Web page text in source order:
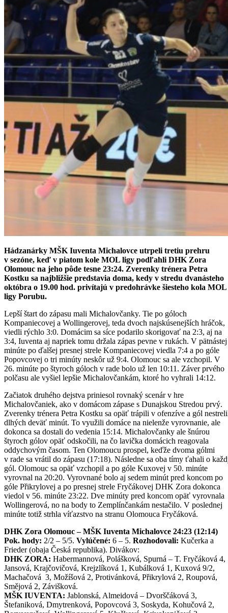
Hádzanárky MŠK Iuventa Michalovce utrpeli tretiu prehru
v sezóne, keď v piatom kole MOL ligy podľahli DHK Zora
Olomouc na jeho pôde tesne 23:24. Zverenky trénera Petra
Kostku sa najbližšie predstavia doma, kedy v stredu dvanásteho
októbra o 19.00 hod. privítajú v predohrávke šiesteho kola MOL
ligy Porubu.
Lepší štart do zápasu mali Michalovčanky. Tie po góloch
Kompaniecovej a Wollingerovej, teda dvoch najskúsenejších hráčok,
viedli rýchlo 3:0. Domácim sa síce podarilo skorigovať na 2:3, aj na
3:4, Iuventa aj napriek tomu držala zápas pevne v rukách. V pätnástej
minúte po ďalšej presnej strele Kompaniecovej viedla 7:4 a po góle
Popovcovej o tri minúty neskôr už 9:4. Olomouc sa ale vzchopil. V
26. minúte po štyroch góloch v rade bolo už len 10:11. Záver prvého
polčasu ale vyšiel lepšie Michalovčankám, ktoré ho vyhrali 14:12.
Začiatok druhého dejstva priniesol rovnaký scenár v hre
Michalovčaniek, ako v domácom zápase s Dunajskou Stredou prvý.
Zverenky trénera Petra Kostku sa opäť trápili v ofenzíve a gól
dlhých deväť minút. To využili domáce na nielenže vyrovnanie, ale
dokonca sa dostali do vedenia 15:14. Michalovčanky ale šnúrou
štyroch gólov opäť odskočili, na čo lavička domácich reagovala
oddychovým časom. Ten Olomoucu prospel, keďže dvoma gólmi
v rade sa vrátil do zápasu (17:18). Následne sa oba tímy ťahali o
gól. Olomouc sa opäť vzchopil a po góle Kuxovej v 50. minúte
vyrovnal na 20:20. Vyrovnané bolo aj sedem minút pred koncom po
góle Přikrylovej a po presnej strele Fryčákovej DHK Zora dokonca
viedol v 56. minúte 23:22. Dve minúty pred koncom opäť vyrovnala
Wollingerová, no na body to Zemplínčankám nestačilo. V poslednej
minúte totiž strhla víťazstvo na stranu Olomouca Fryčáková.
DHK Zora Olomouc – MŠK Iuventa Michalovce 24:23 (12:14)
Pok. hody: 2/2 – 5/5. Vylúčené: 6 – 5. Rozhodovali: Kučerka a
Frieder (obaja Česká republika). Divákov:
DHK ZORA: Habermannová, Polášková, Spurná – T. Fryčáková 4,
Jansová, Krajčovičová, Krejzlíková 1, Kubálková 1, Kuxová 9/2,
Machačová 3, Možíšová 2, Protivánková, Přikrylová 2, Roupová,
Smějová 2, Závišková.
MŠK IUVENTA: Jablonská, Almeidová – Dvorščáková 3,
Štefaniková, Dmytrenková, Popovcová 3, Soskyda, Kohučová 2,